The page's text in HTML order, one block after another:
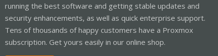
running the best software and getting stable updates and
security enhancements, as well as quick enterprise support.
Tens of thousands of happy customers have a Proxmox
subscription. Get yours easily in our online shop.